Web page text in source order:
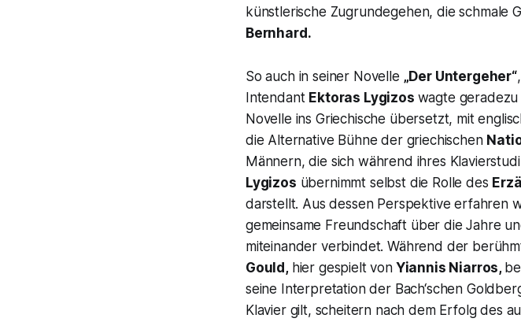
künstlerische Zugrundegehen, die schmale
Bernhard.
So auch in seiner Novelle „Der Untergeher“
Intendant Ektoras Lygizos wagte
Novelle ins Griechische übersetzt, mit
die Alternative Bühne der griechischen
Männern, die sich während ihres
Lygizos übernimmt selbst die Rolle des
darstellt. Aus dessen Perspektive erfahren
gemeinsame Freundschaft über die Jahre
miteinander verbindet. Während der
Gould, hier gespielt vonYiannis Niarros,
seine Interpretation der Bach‘schen
Klavier gilt, scheitern nach dem Erfolg des